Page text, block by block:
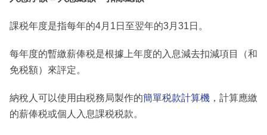
課税年度是指每年的4月1日至翌年的3月31日。
每年度的暫繳薪俸税是根據上年度的入息減去扣減項目（和
免税額）來評定。
納稅人可以使用由税務局製作的簡單税款計算機 ，計算應繳
的薪俸税或個人入息課税税款。